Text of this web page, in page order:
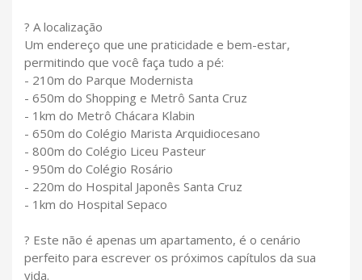
? A localização
Um endereço que une praticidade e bem-estar,
permitindo que você faça tudo a pé:
- 210m do Parque Modernista
- 650m do Shopping e Metrô Santa Cruz
- 1km do Metrô Chácara Klabin
- 650m do Colégio Marista Arquidiocesano
- 800m do Colégio Liceu Pasteur
- 950m do Colégio Rosário
- 220m do Hospital Japonês Santa Cruz
- 1km do Hospital Sepaco
? Este não é apenas um apartamento, é o cenário
perfeito para escrever os próximos capítulos da sua
vida.